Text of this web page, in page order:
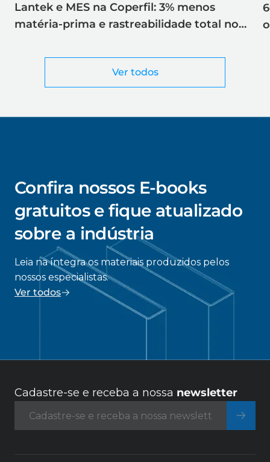
Ver todos
Lantek e MES na Coperfil: 3% menos
matéria-prima e rastreabilidade total no
Confira nossos E-books
gratuitos e fique atualizado
sobre a indústria
Leia na íntegra os materiais produzidos pelos
nossos especialistas.
Ver todos
Cadastre-se e receba a nossa newsletter